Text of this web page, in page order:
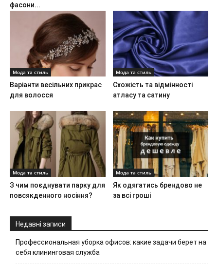
фасони...
Мода та стиль
Варіанти весільних прикрас
для волосся
Мода та стиль
Схожість та відмінності
атласу та сатину
Мода та стиль
З чим поєднувати парку для
повсякденного носіння?
Мода та стиль
Як одягатись брендово не
за всі гроші
Недавні записи
Профессиональная уборка офисов: какие задачи берет на
себя клининговая служба